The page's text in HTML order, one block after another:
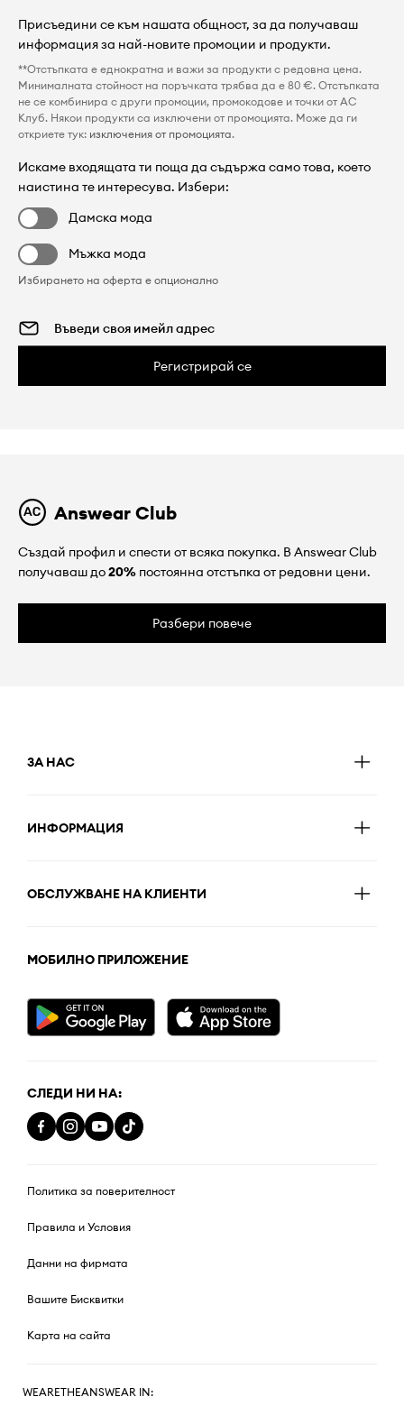
Присъедини се към нашата общност, за да получаваш
информация за най-новите промоции и продукти.
**Отстъпката е еднократна и важи за продукти с редовна цена.
Минималната стойност на поръчката трябва да е 80 €. Отстъпката
не се комбинира с други промоции, промокодове и точки от AC
Клуб. Някои продукти са изключени от промоцията. Може да ги
откриете тук: изключения от промоцията.
Искаме входящата ти поща да съдържа само това, което
наистина те интересува. Избери:
Дамска мода
Мъжка мода
Избирането на оферта е опционално
Регистрирай се
Answear Club
Създай профил и спести от всяка покупка. В Answear Club
получаваш до20% постоянна отстъпка от редовни цени.
Разбери повече
ЗА НАС
ИНФОРМАЦИЯ
ОБСЛУЖВАНЕ НА КЛИЕНТИ
МОБИЛНО ПРИЛОЖЕНИЕ
СЛЕДИ НИ НА:
Политика за поверителност
Правила и Условия
Данни на фирмата
Вашите Бисквитки
Карта на сайта
WEARETHEANSWEAR IN: